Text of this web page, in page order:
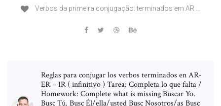
Verbos da primeira conjugação: terminados em AR ...
Reglas para conjugar los verbos terminados en AR-
ER – IR ( infinitivo ) Tarea: Completa lo que falta /
Homework: Complete what is missing Buscar Yo.
Busc Tú. Busc Él/ella/usted Busc Nosotros/as Busc